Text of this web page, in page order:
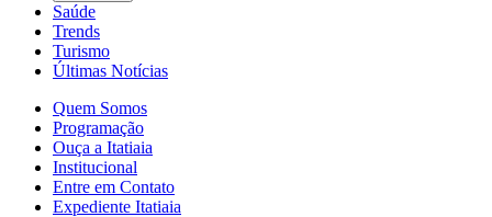
Saúde
Trends
Turismo
Últimas Notícias
Quem Somos
Programação
Ouça a Itatiaia
Institucional
Entre em Contato
Expediente Itatiaia